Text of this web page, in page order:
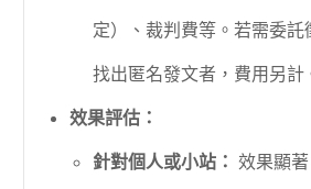
定）、裁判費等。若需委
找出匿名發文者，費用另計
效果評估：
針對個人或小站： 效果顯